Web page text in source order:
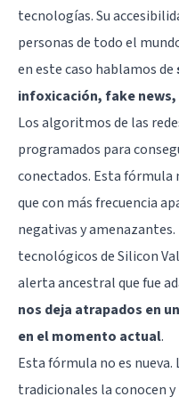
tecnologías. Su
personas de todo el
en este caso hablamos de
infoxicación, fake
Los algoritmos de las
programados para
conectados. Esta fórmula
que con más frecuencia
negativas y
tecnológicos de Silicon
alerta ancestral que fue
nos deja atrapados en
en el momento actual.
Esta fórmula no es
tradicionales la conocen